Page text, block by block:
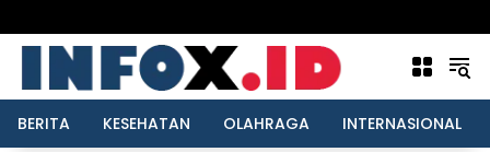
BERITA KESEHATAN OLAHRAGA INTERNASIONAL